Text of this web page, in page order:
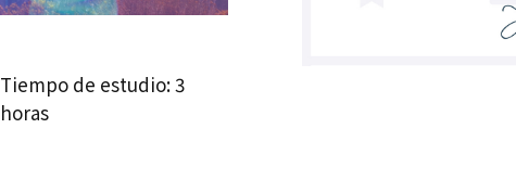
Tiempo de estudio: 3
horas